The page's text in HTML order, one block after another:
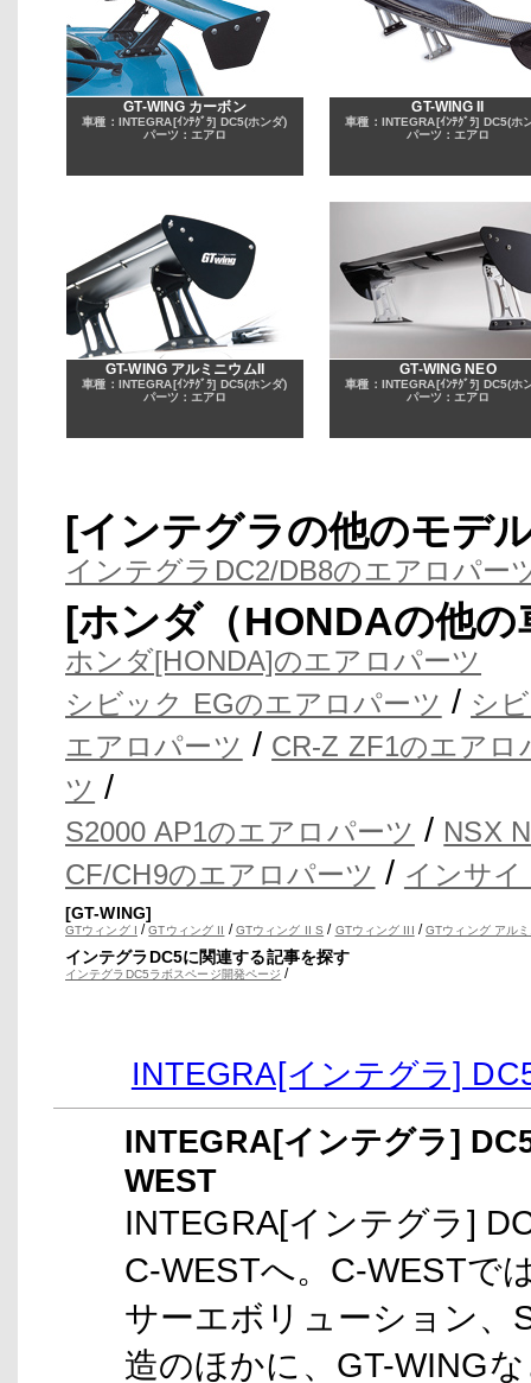
GT-WING カーボン
車種：INTEGRA[ｲﾝﾃｸﾞﾗ] DC5(ホンダ)
パーツ：エアロ
GT-WING II
車種：INTEGRA[ｲﾝﾃｸﾞﾗ] DC5(ホ
パーツ：エアロ
GT-WING アルミニウムII
車種：INTEGRA[ｲﾝﾃｸﾞﾗ] DC5(ホンダ)
パーツ：エアロ
GT-WING NEO
車種：INTEGRA[ｲﾝﾃｸﾞﾗ] DC5(ホ
パーツ：エアロ
[インテグラの他のモデ
インテグラDC2/DB8のエアロパー
[ホンダ（HONDAの他
ホンダ[HONDA]のエアロパーツ
シビック EGのエアロパーツ / シ
エアロパーツ / CR-Z ZF1のエアロ
ツ /
S2000 AP1のエアロパーツ / NSX
CF/CH9のエアロパーツ / インサ
[GT-WING]
GTウィング I /GTウィング II /GTウィング II S / GTウィング III /GTウィング アル
インテグラDC5に関連する記事を探す
インテグラDC5ラボスページ開発ページ /
INTEGRA[インテグラ]
INTEGRA[インテグラ]
WEST
INTEGRA[インテグラ]
C-WESTへ。C-WESTで
サーエボリューション、
造のほかに、GT-WING